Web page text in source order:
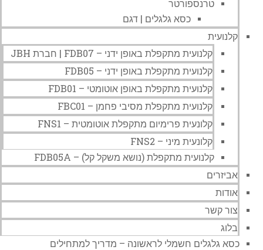
טרנספורטר
כסא גלגלים | דגם
קלנועית
קלנועית מתקפלת באופן ידני – FDB07 | חברת JBH
קלנועית מתקפלת באופן ידני – FDB05
קלנועית מתקפלת באופן אוטומטי – FDB01
קלנועית מתקפלת מסיבי פחמן – FBC01
קלונעית פרימיום מתקפלת אוטומטית – FNS1
קלונעית מיני – FNS2
קלנועית מתקפלת (נושא משקל קל) – FDB05A
אביזרים
אודות
צור קשר
בלוג
כסא גלגלים חשמלי לראשונה – מדריך למתחילים